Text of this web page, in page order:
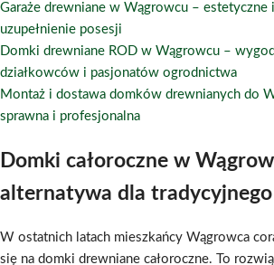
Garaże drewniane w Wągrowcu – estetyczne
uzupełnienie posesji
Domki drewniane ROD w Wągrowcu –
działkowców i pasjonatów ogrodnictwa
Montaż i dostawa domków drewnianych do
sprawna i profesjonalna
Domki całoroczne w
alternatywa dla tradycyjnego
W ostatnich latach mieszkańcy Wągrowca
się na domki drewniane całoroczne. To